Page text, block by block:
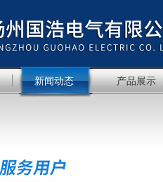
新闻动态 产品展示